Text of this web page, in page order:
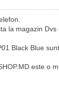
la magazin Dvs
Black Blue
este o